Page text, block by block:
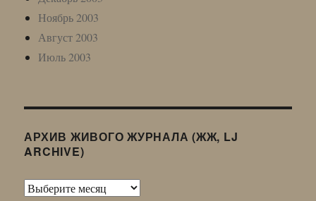
Ноябрь 2003
Август 2003
Июль 2003
АРХИВ ЖИВОГО ЖУРНАЛА (ЖЖ, LJ
ARCHIVE)
Архив